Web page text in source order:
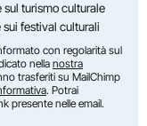
sul turismo culturale
sui festival culturali
con regolarità sul
nella nostra
trasferiti su MailChimp
. Potrai
presente nelle email.